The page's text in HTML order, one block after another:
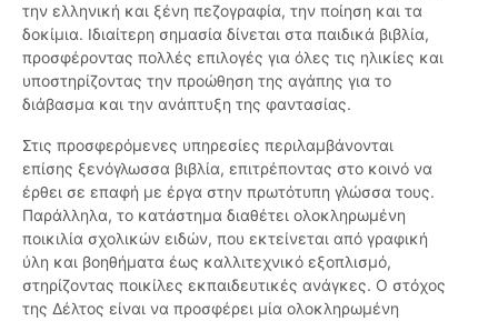
την ελληνική και ξένη πεζογραφία, την ποίηση και τα
δοκίμια. Ιδιαίτερη σημασία δίνεται στα παιδικά βιβλία,
προσφέροντας πολλές επιλογές για όλες τις ηλικίες και
υποστηρίζοντας την προώθηση της αγάπης για το
διάβασμα και την ανάπτυξη της φαντασίας.
Στις προσφερόμενες υπηρεσίες περιλαμβάνονται
επίσης ξενόγλωσσα βιβλία, επιτρέποντας στο κοινό να
έρθει σε επαφή με έργα στην πρωτότυπη γλώσσα τους.
Παράλληλα, το κατάστημα διαθέτει ολοκληρωμένη
ποικιλία σχολικών ειδών, που εκτείνεται από γραφική
ύλη και βοηθήματα έως καλλιτεχνικό εξοπλισμό,
στηρίζοντας ποικίλες εκπαιδευτικές ανάγκες. Ο στόχος
της Δέλτος είναι να προσφέρει μία ολοκληρωμένη